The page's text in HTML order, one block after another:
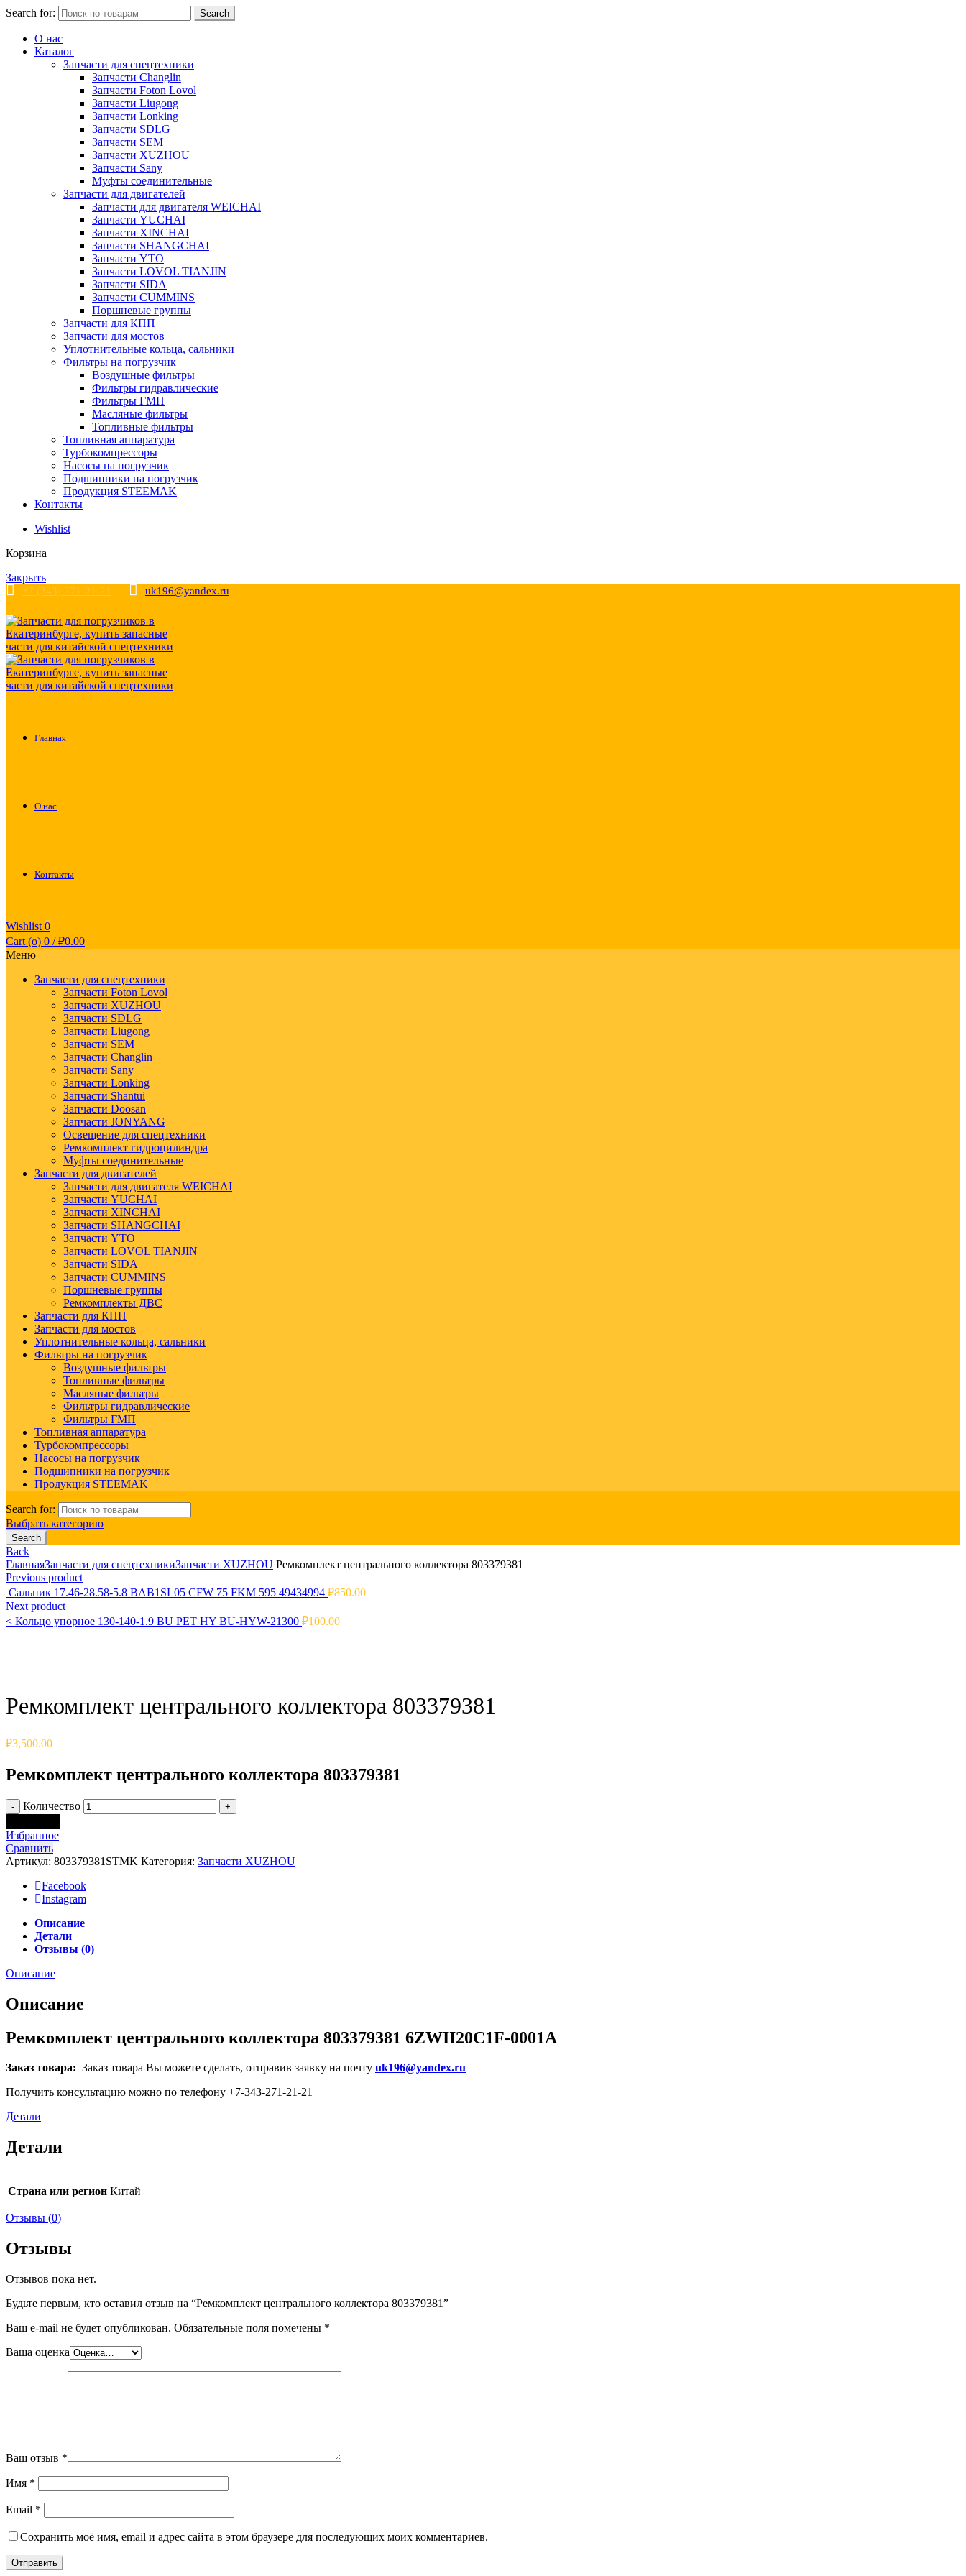
Search for: Search
О нас
Каталог
Запчасти для спецтехники
Запчасти Changlin
Запчасти Foton Lovol
Запчасти Liugong
Запчасти Lonking
Запчасти SDLG
Запчасти SEM
Запчасти XUZHOU
Запчасти Sany
Муфты соединительные
Запчасти для двигателей
Запчасти для двигателя WEICHAI
Запчасти YUCHAI
Запчасти XINCHAI
Запчасти SHANGCHAI
Запчасти YTO
Запчасти LOVOL TIANJIN
Запчасти SIDA
Запчасти CUMMINS
Поршневые группы
Запчасти для КПП
Запчасти для мостов
Уплотнительные кольца, сальники
Фильтры на погрузчик
Воздушные фильтры
Фильтры гидравлические
Фильтры ГМП
Масляные фильтры
Топливные фильтры
Топливная аппаратура
Турбокомпрессоры
Насосы на погрузчик
Подшипники на погрузчик
Продукция STEEMAK
Контакты
Wishlist
Корзина
Закрыть
+7 (343) 271-21-21 uk196@yandex.ru
Главная
О нас
Контакты
Wishlist 0
Cart (o) 0 / ₽0.00
Меню
Запчасти для спецтехники
Запчасти Foton Lovol
Запчасти XUZHOU
Запчасти SDLG
Запчасти Liugong
Запчасти SEM
Запчасти Changlin
Запчасти Sany
Запчасти Lonking
Запчасти Shantui
Запчасти Doosan
Запчасти JONYANG
Освещение для спецтехники
Ремкомплект гидроцилиндра
Муфты соединительные
Запчасти для двигателей
Запчасти для двигателя WEICHAI
Запчасти YUCHAI
Запчасти XINCHAI
Запчасти SHANGCHAI
Запчасти YTO
Запчасти LOVOL TIANJIN
Запчасти SIDA
Запчасти CUMMINS
Поршневые группы
Ремкомплекты ДВС
Запчасти для КПП
Запчасти для мостов
Уплотнительные кольца, сальники
Фильтры на погрузчик
Воздушные фильтры
Топливные фильтры
Масляные фильтры
Фильтры гидравлические
Фильтры ГМП
Топливная аппаратура
Турбокомпрессоры
Насосы на погрузчик
Подшипники на погрузчик
Продукция STEEMAK
Search for:
Выбрать категорию
Search
Back
ГлавнаяЗапчасти для спецтехникиЗапчасти XUZHOU Ремкомплект центрального коллектора 803379381
Previous product
Сальник 17.46-28.58-5.8 BAB1SL05 CFW 75 FKM 595 49434994 ₽850.00
Next product
< Кольцо упорное 130-140-1.9 BU PET HY BU-HYW-21300 ₽100.00
Ремкомплект центрального коллектора 803379381
₽3,500.00
Ремкомплект центрального коллектора 803379381
Количество
Избранное
Сравнить
Артикул: 803379381STMK Категория: Запчасти XUZHOU
Facebook
Instagram
Описание
Детали
Отзывы (0)
Описание
Описание
Ремкомплект центрального коллектора 803379381 6ZWII20C1F-0001A
Заказ товара: Заказ товара Вы можете сделать, отправив заявку на почту uk196@yandex.ru
Получить консультацию можно по телефону +7-343-271-21-21
Детали
Детали
Страна или регион Китай
Отзывы (0)
Отзывы
Отзывов пока нет.
Будьте первым, кто оставил отзыв на “Ремкомплект центрального коллектора 803379381”
Ваш e-mail не будет опубликован. Обязательные поля помечены *
Ваша оценка
Ваш отзыв *
Имя *
Email *
Сохранить моё имя, email и адрес сайта в этом браузере для последующих моих комментариев.